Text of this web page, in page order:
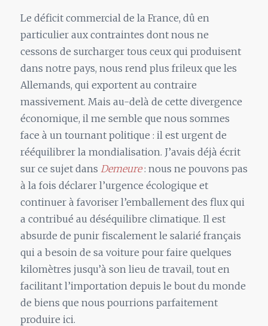
Le déficit commercial de la France, dû en
particulier aux contraintes dont nous ne
cessons de surcharger tous ceux qui produisent
dans notre pays, nous rend plus frileux que les
Allemands, qui exportent au contraire
massivement. Mais au-delà de cette divergence
économique, il me semble que nous sommes
face à un tournant politique : il est urgent de
rééquilibrer la mondialisation. J’avais déjà écrit
sur ce sujet dans Demeure: nous ne pouvons pas
à la fois déclarer l’urgence écologique et
continuer à favoriser l’emballement des flux qui
a contribué au déséquilibre climatique. Il est
absurde de punir fiscalement le salarié français
qui a besoin de sa voiture pour faire quelques
kilomètres jusqu’à son lieu de travail, tout en
facilitant l’importation depuis le bout du monde
de biens que nous pourrions parfaitement
produire ici.